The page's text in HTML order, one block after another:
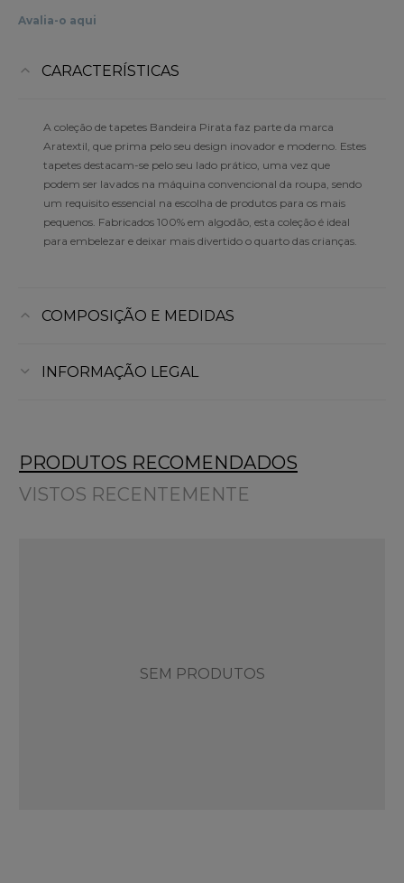
Avalia-o aqui
CARACTERÍSTICAS
A coleção de tapetes Bandeira Pirata faz parte da marca
Aratextil, que prima pelo seu design inovador e moderno. Estes
tapetes destacam-se pelo seu lado prático, uma vez que
podem ser lavados na máquina convencional da roupa, sendo
um requisito essencial na escolha de produtos para os mais
pequenos. Fabricados 100% em algodão, esta coleção é ideal
para embelezar e deixar mais divertido o quarto das crianças.
COMPOSIÇÃO E MEDIDAS
INFORMAÇÃO LEGAL
PRODUTOS RECOMENDADOS
VISTOS RECENTEMENTE
SEM PRODUTOS